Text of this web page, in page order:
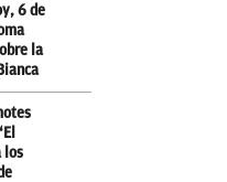
6 de
la
los